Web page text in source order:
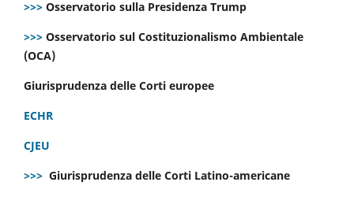
>>> Osservatorio sulla Presidenza Trump
>>> Osservatorio sul Costituzionalismo Ambientale
(OCA)
Giurisprudenza delle Corti europee
ECHR
CJEU
>>> Giurisprudenza delle Corti Latino-americane